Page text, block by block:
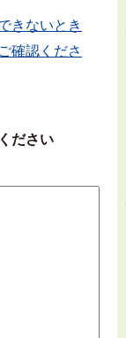
きないとき
確認くださ
ださい